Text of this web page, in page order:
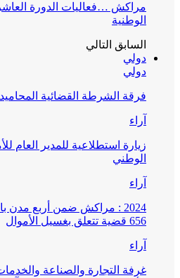
مراكش …فعاليات الدورة
الوطنية
السابق التالي
دولي
دولي
فرقة الشرطة القضائية
آراء
زيارة استطلاعية للمدير العام
الوطني
آراء
2024 : مراكش ضمن أربع
656 قضية تتعلق بغسيل الأموال
آراء
غرفة التجارة والصناعة